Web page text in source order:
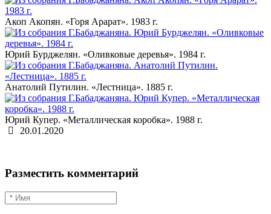
Акоп Акопян. «Горя Арарат». 1983 г.
Юрий Бурджелян. «Оливковые деревья». 1984 г.
Анатолий Путилин. «Лестница». 1885 г.
Юрий Купер. «Металлическая коробка». 1988 г.
20.01.2020
Разместить комментарий